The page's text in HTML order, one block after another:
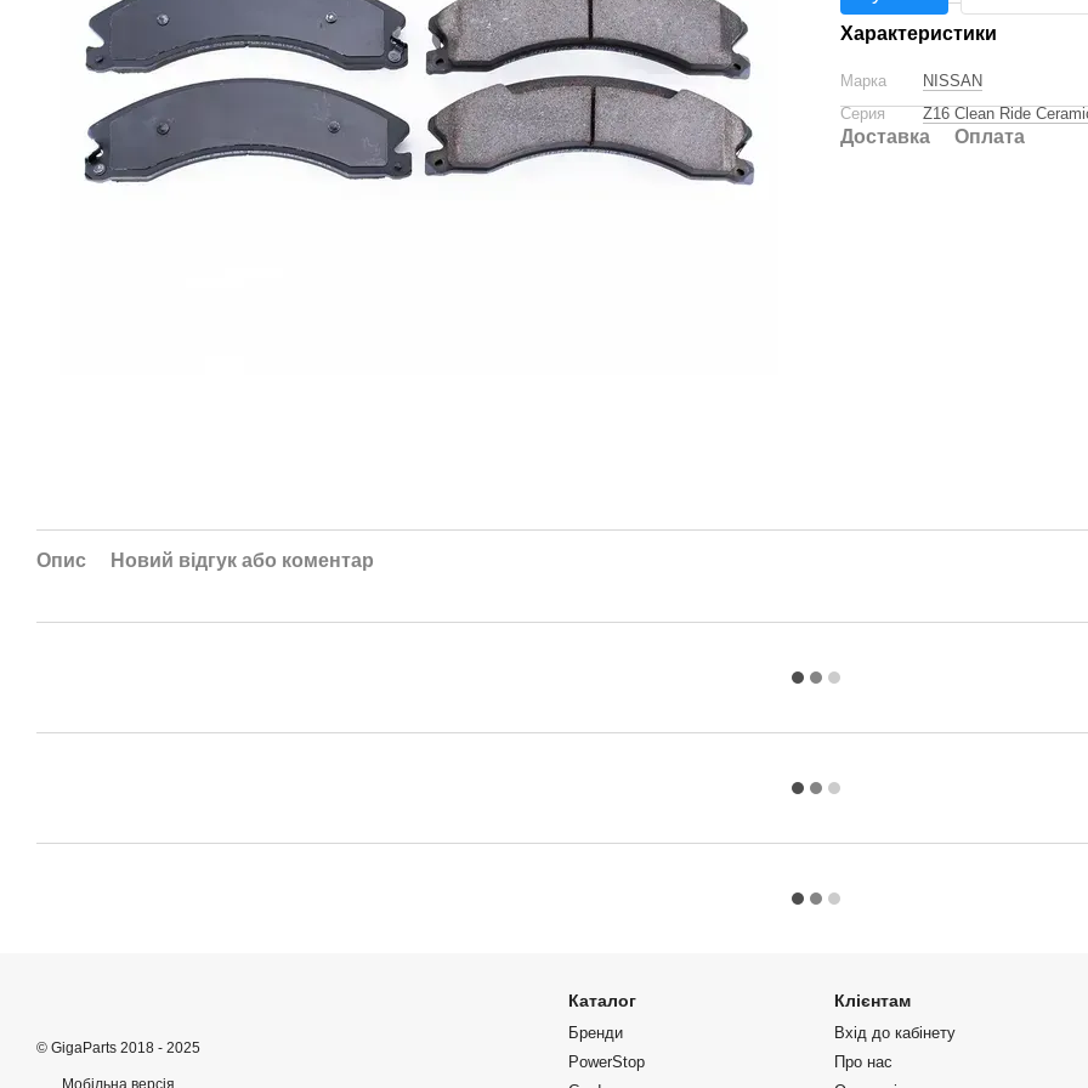
Характеристики
Марка
NISSAN
Серия
Z16 Clean Ride
Доставка Оплата
Опис Новий відгук або коментар
© GigaParts 2018 - 2025
Мобільна версія
Каталог
Бренди
PowerStop
Клієнтам
Вхід до кабінету
Про нас